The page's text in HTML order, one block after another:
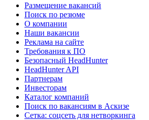
Размещение вакансий
Поиск по резюме
О компании
Наши вакансии
Реклама на сайте
Требования к ПО
Безопасный HeadHunter
HeadHunter API
Партнерам
Инвесторам
Каталог компаний
Поиск по вакансиям в Аскизе
Сетка: соцсеть для нетворкинга